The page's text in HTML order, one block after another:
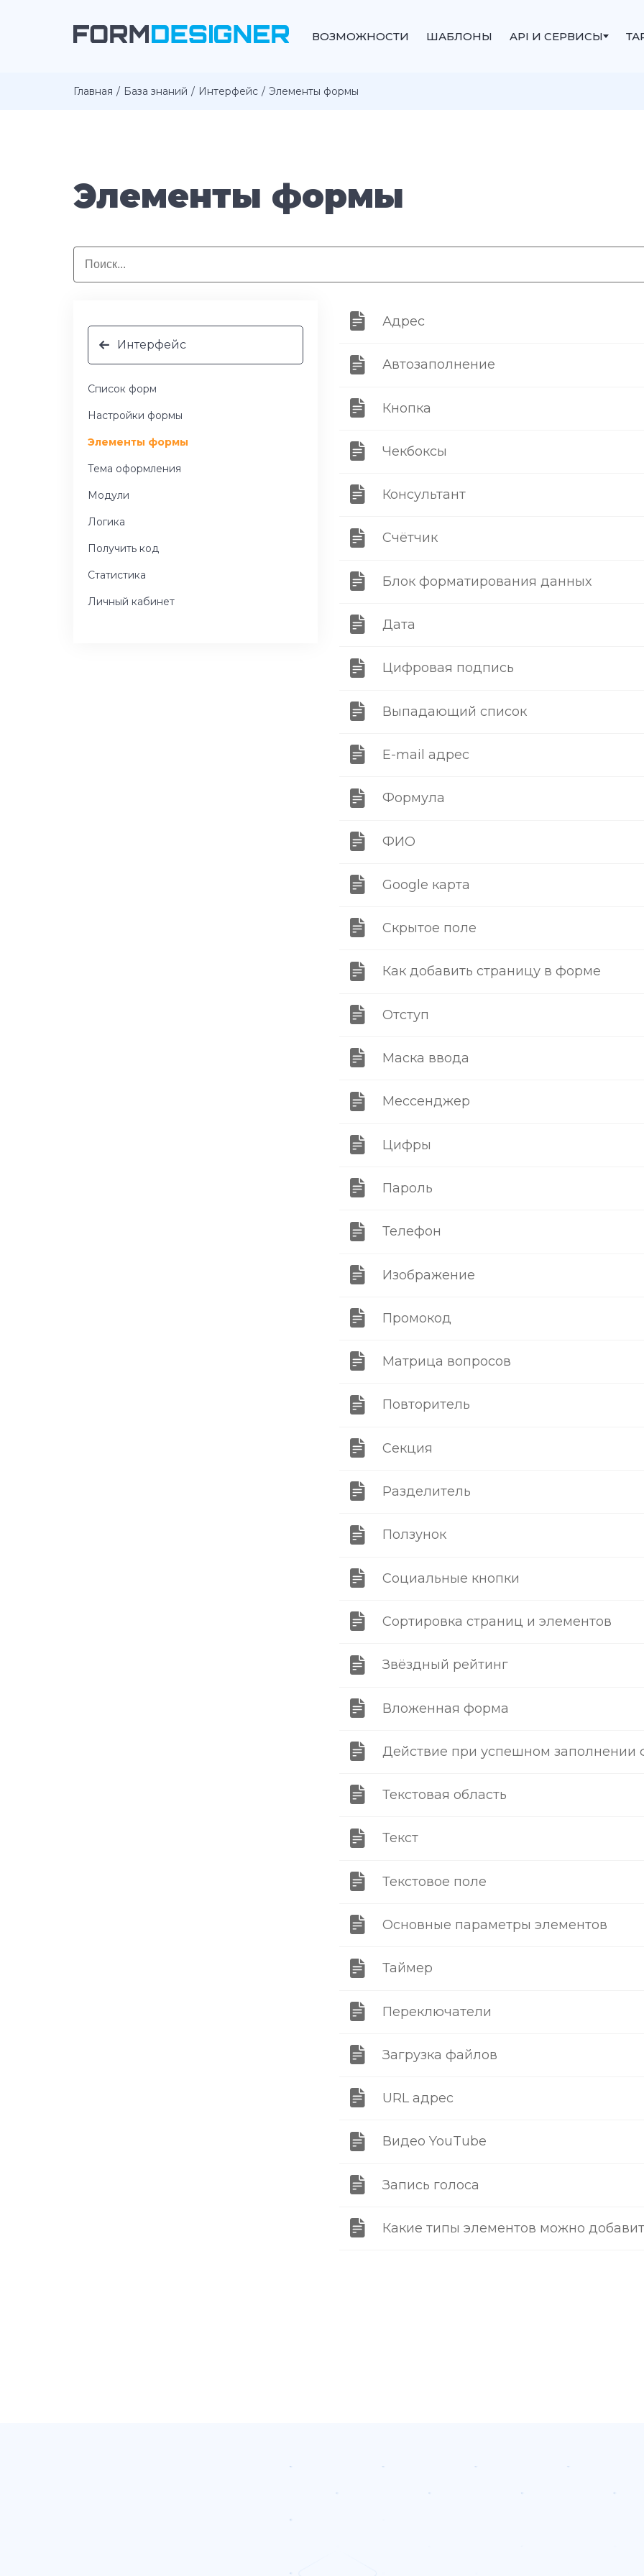
ВОЗМОЖНОСТИ ШАБЛОНЫ API И СЕРВИСЫ
Главная База знаний Интерфейс Элементы формы
Элементы формы
Интерфейс
Список форм
Настройки формы
Элементы формы
Тема оформления
Модули
Логика
Получить код
Статистика
Личный кабинет
Адрес
Автозаполнение
Кнопка
Чекбоксы
Консультант
Счётчик
Блок форматирования данных
Дата
Цифровая подпись
Выпадающий список
E-mail адрес
Формула
ФИО
Google карта
Скрытое поле
Как добавить страницу в форме
Отступ
Маска ввода
Мессенджер
Цифры
Пароль
Телефон
Изображение
Промокод
Матрица вопросов
Повторитель
Секция
Разделитель
Ползунок
Социальные кнопки
Сортировка страниц и элементов
Звёздный рейтинг
Вложенная форма
Действие при успешном заполнении
Текстовая область
Текст
Текстовое поле
Основные параметры элементов
Таймер
Переключатели
Загрузка файлов
URL адрес
Видео YouTube
Запись голоса
Какие типы элементов можно